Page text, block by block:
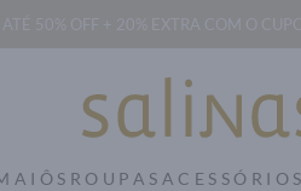
50% OFF + 20% EXTRA COM O
ROUPAS ACESSÓRIOS